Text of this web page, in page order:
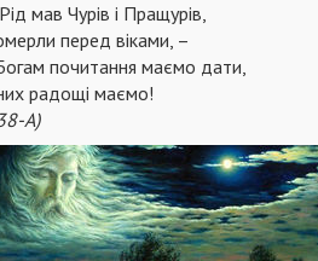
мав Чурів і Пращурів,
перед віками, –
почитання маємо дати,
радощі маємо!
А)